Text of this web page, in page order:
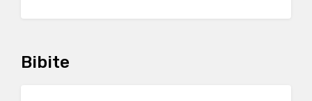
Bibite